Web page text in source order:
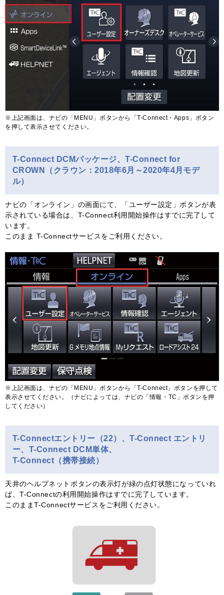
※上記画面は、ナビの「MENU」ボタンから「T-Connect・Apps」ボタン
を押して表示させてください。
T-Connect DCMパッケージ、T-Connect for
CROWN（クラウン：2018年6月～2020年4月モデ
ル）
ナビの「オンライン」の画面にて、「ユーザー設定」ボタンが表
示されている場合は、T-Connect利用開始操作はすでに完了して
います。
このまま T-Connectサービスをご利用ください。
※上記画面は、ナビの「MENU」ボタンから「T-Connect」ボタンを押して
表示させてください。（ナビによっては、ナビの「情報・TC」ボタンを押
してください）
T-Connectエントリー（22）、T-Connect エントリ
ー、T-Connect DCM単体、
T-Connect（携帯接続）
天井のヘルプネットボタンの表示灯が緑の点灯状態になっていれ
ば、T-Connectの利用開始操作はすでに完了しています。
このままT-Connectサービスをご利用ください。